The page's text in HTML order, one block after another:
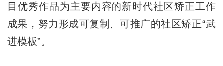
目优秀作品为主要内容的新时代社区矫正工作
成果，努力形成可复制、可推广的社区矫正“武
进模板”。